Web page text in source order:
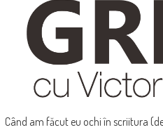
Când am făcut eu ochi în scriitura